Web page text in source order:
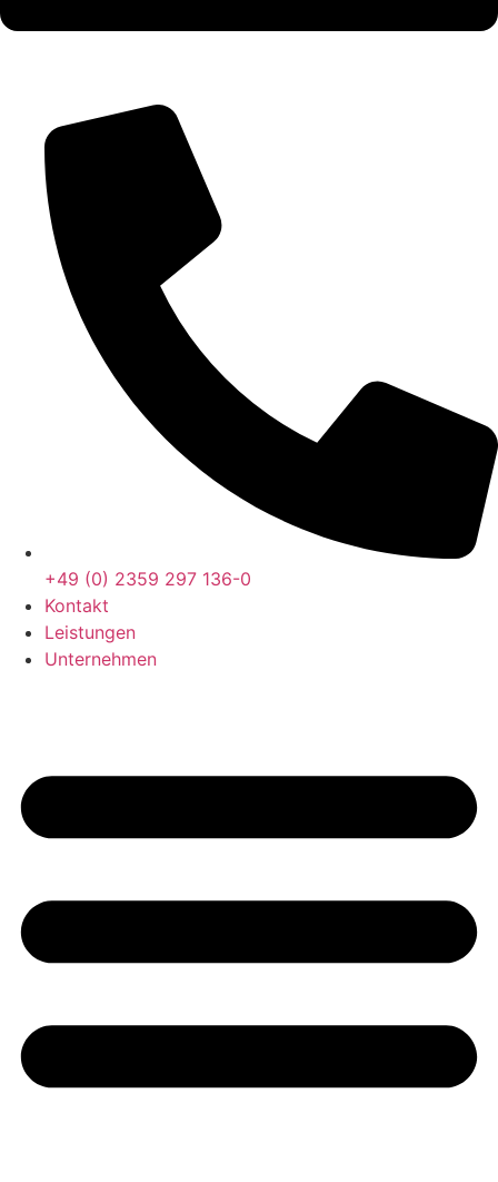
+49 (0) 2359 297 136-0
Kontakt
Leistungen
Unternehmen